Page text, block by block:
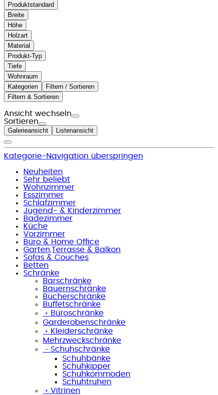
Produktstandard
Breite
Höhe
Holzart
Material
Produkt-Typ
Tiefe
Wohnraum
Kategorien
Filtern / Sortieren
Filtern & Sortieren
Ansicht wechseln
Sortieren
Galerieansicht Listenansicht
Kategorie-Navigation überspringen
Neuheiten
Sehr beliebt
Wohnzimmer
Esszimmer
Schlafzimmer
Jugend- & Kinderzimmer
Badezimmer
Küche
Vorzimmer
Büro & Home Office
Garten,Terrasse & Balkon
Sofas & Couches
Betten
Schränke
Barschränke
Bauernschränke
Bücherschränke
Buffetschränke
﹢ Büroschränke
Garderobenschränke
﹢ Kleiderschränke
Mehrzweckschränke
﹣ Schuhschränke
Schuhbänke
Schuhkipper
Schuhkommoden
Schuhtruhen
﹢ Vitrinen